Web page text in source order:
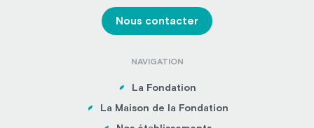
Nous contacter
NAVIGATION
La Fondation
La Maison de la Fondation